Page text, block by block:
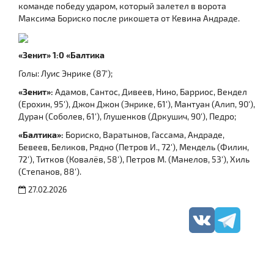
команде победу ударом, который залетел в ворота
Максима Бориско после рикошета от Кевина Андраде.
«Зенит» 1:0 «Балтика
Голы: Луис Энрике (87');
«Зенит»: Адамов, Сантос, Дивеев, Нино, Барриос, Вендел
(Ерохин, 95'), Джон Джон (Энрике, 61'), Мантуан (Алип, 90'),
Дуран (Cоболев, 61'), Глушенков (Дркушич, 90'), Педро;
«Балтика»: Бориско, Варатынов, Гассама, Андраде,
Бевеев, Беликов, Рядно (Петров И., 72'), Мендель (Филин,
72'), Титков (Ковалёв, 58'), Петров М. (Манелов, 53'), Хиль
(Степанов, 88').
27.02.2026